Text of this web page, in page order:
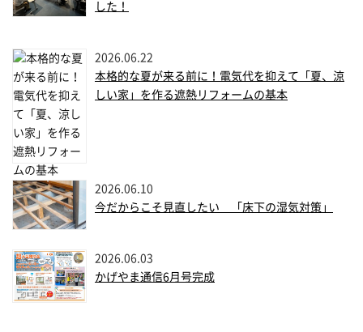
した！
2026.06.22
本格的な夏が来る前に！電気代を抑えて「夏、涼
しい家」を作る遮熱リフォームの基本
2026.06.10
今だからこそ見直したい 「床下の湿気対策」
2026.06.03
かげやま通信6月号完成